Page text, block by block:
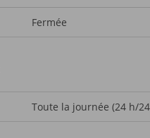
Fermée
Toute la journée (24 h/